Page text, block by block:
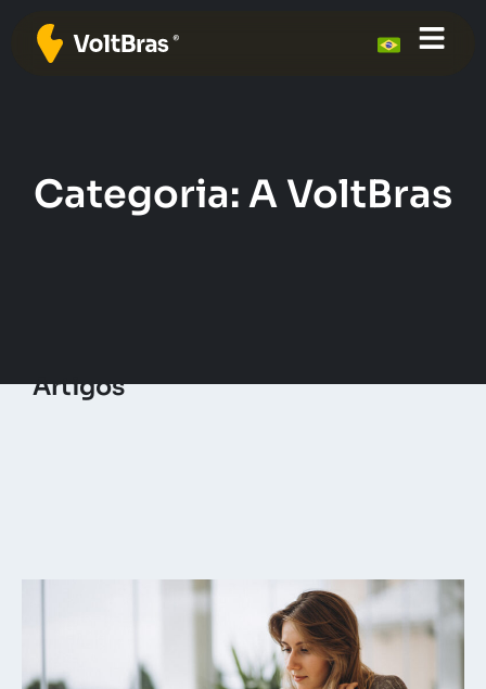
Categoria: A VoltBras
Artigos